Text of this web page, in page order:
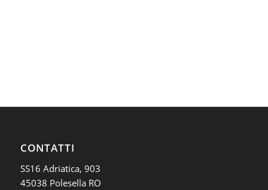
CONTATTI
SS16 Adriatica, 903
45038 Polesella RO